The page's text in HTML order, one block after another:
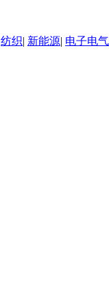
纺织| 新能源| 电子电气